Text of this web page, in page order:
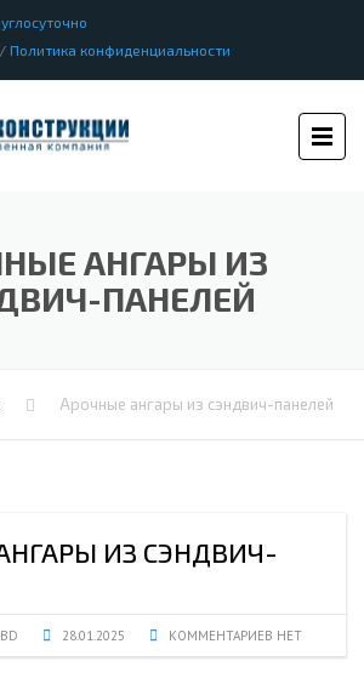
/ Политика конфиденциальности
АНГАРЫ ИЗ
ПАНЕЛЕЙ
Арочные ангары из сэндвич-панелей
ИЗ СЭНДВИЧ-
28.01.2025 КОММЕНТАРИЕВ НЕТ